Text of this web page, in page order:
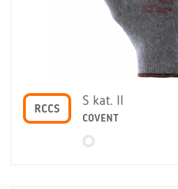
RCCS
S kat. II
COVENT